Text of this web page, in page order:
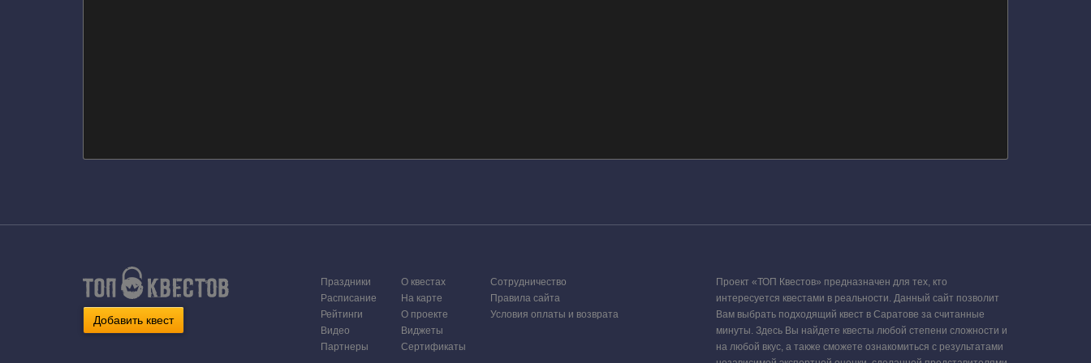
Добавить квест
Праздники
Расписание
Рейтинги
Видео
Партнеры
О квестах
На карте
О проекте
Виджеты
Сертификаты
Сотрудничество
Правила сайта
Условия оплаты и возврата
Проект «ТОП Квестов» предназначен для тех, кто
интересуется квестами в реальности. Данный сайт позволит
Вам выбрать подходящий квест в Саратове за считанные
минуты. Здесь Вы найдете квесты любой степени сложности и
на любой вкус, а также сможете ознакомиться с результатами